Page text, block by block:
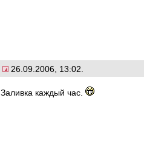
26.09.2006, 13:02.
Заливка каждый час.